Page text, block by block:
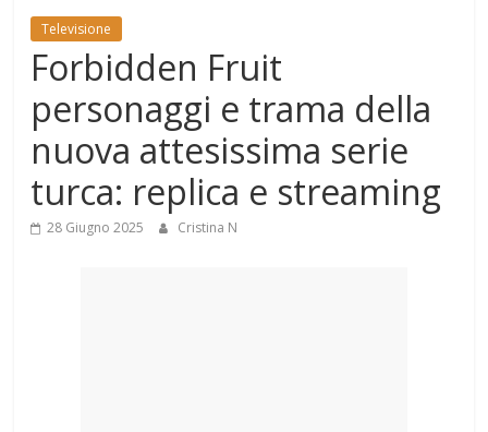
Mondo
Televisione
Forbidden Fruit
personaggi e trama della
nuova attesissima serie
turca: replica e streaming
28 Giugno 2025 Cristina N